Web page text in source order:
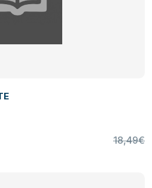
18,49€